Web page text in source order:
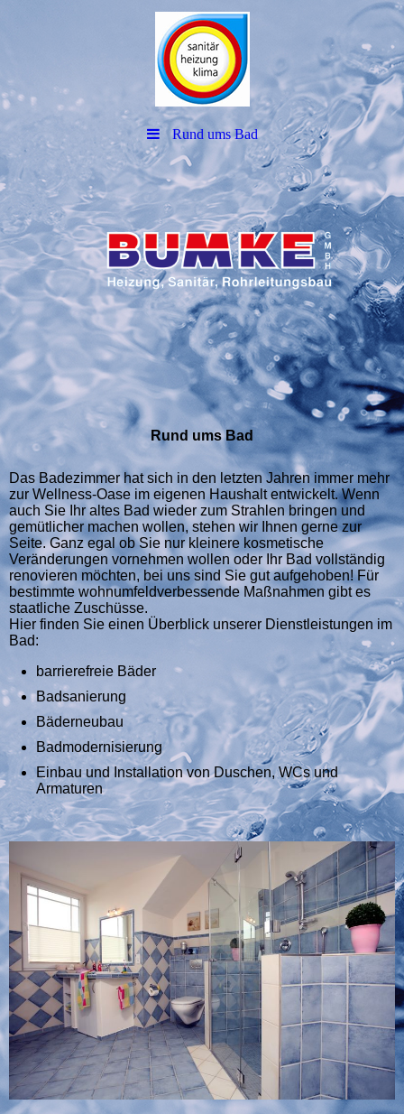
Rund ums Bad
Rund ums Bad
Das Badezimmer hat sich in den letzten Jahren immer mehr
zur Wellness-Oase im eigenen Haushalt entwickelt. Wenn
auch Sie Ihr altes Bad wieder zum Strahlen bringen und
gemütlicher machen wollen, stehen wir Ihnen gerne zur
Seite. Ganz egal ob Sie nur kleinere kosmetische
Veränderungen vornehmen wollen oder Ihr Bad vollständig
renovieren möchten, bei uns sind Sie gut aufgehoben! Für
bestimmte wohnumfeldverbessende Maßnahmen gibt es
staatliche Zuschüsse.
Hier finden Sie einen Überblick unserer Dienstleistungen im
Bad:
barrierefreie Bäder
Badsanierung
Bäderneubau
Badmodernisierung
Einbau und Installation von Duschen, WCs und
Armaturen